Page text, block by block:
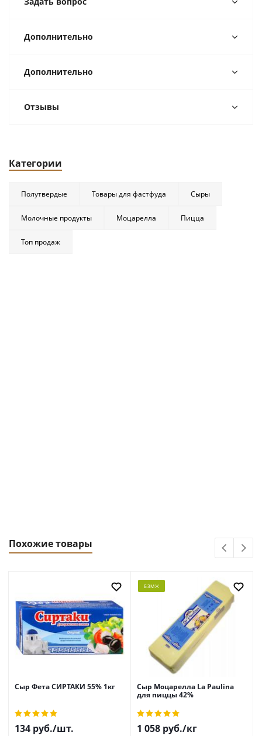
Дополнительно
Дополнительно
Отзывы
Категории
Полутвердые Товары для фастфуда Сыры
Молочные продукты Моцарелла Пицца
Топ продаж
Похожие товары
Сыр Фета СИРТАКИ 55% 1кг
134 руб./шт.
БЗМЖ
Сыр Моцарелла La Paulina
для пиццы 42%
1 058 руб./кг